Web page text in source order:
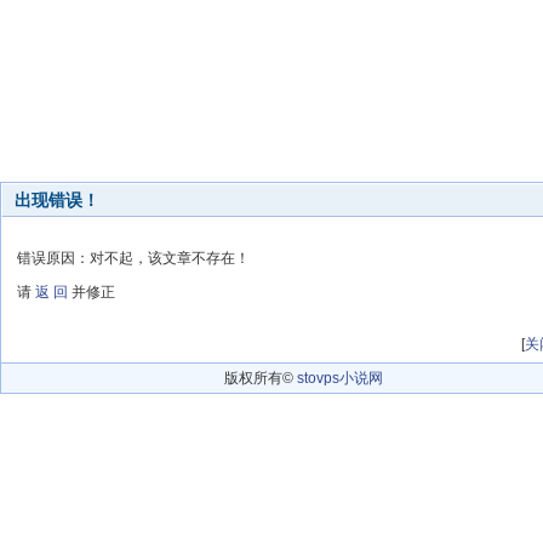
出现错误！
错误原因：对不起，该文章不存在！
请 返 回 并修正
[关
版权所有© stovps小说网